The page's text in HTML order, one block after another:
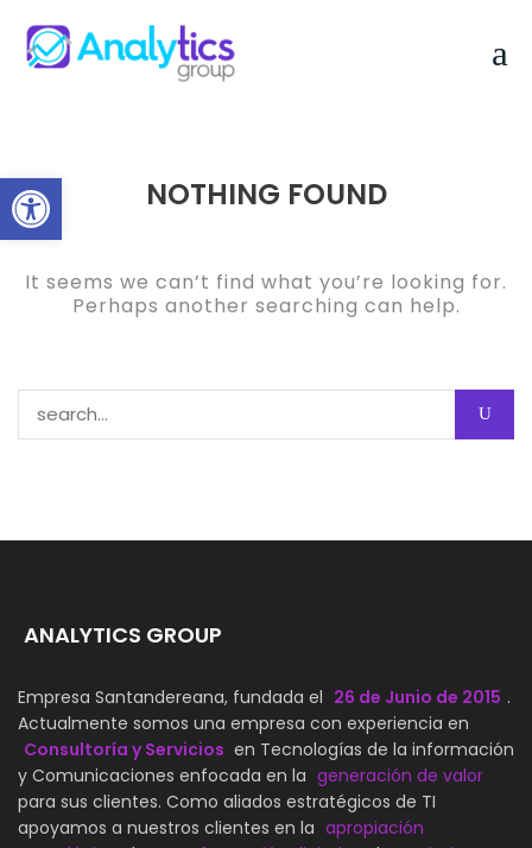
Abrir barra de herramientas
content
NOTHING FOUND
It seems we can’t find what you’re looking for.
Perhaps another searching can help.
ANALYTICS GROUP
Empresa Santandereana, fundada el 26 de Junio de 2015 .
Actualmente somos una empresa con experiencia en
Consultoría y Servicios en Tecnologías de la información
y Comunicaciones enfocada en la generación de valor
para sus clientes. Como aliados estratégicos de TI
apoyamos a nuestros clientes en la apropiación